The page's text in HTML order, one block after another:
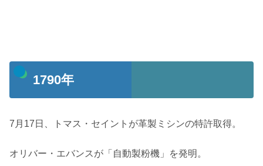
1790年
7月17日、トマス・セイントが革製ミシンの特許取得。
オリバー・エバンスが「自動製粉機」を発明。